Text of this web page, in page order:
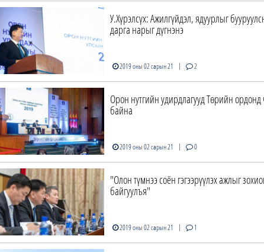
У.Хүрэлсүх: Ажилгүйдэл, ядуурлыг
дарга нарыг дүгнэнэ
2019 оны 02 сарын 21 | 2
Орон нутгийн удирдлагууд Төрийн ордонд
байна
2019 оны 02 сарын 21 | 0
"Олон түмнээ соён гэгээрүүлэх ажлыг
байгуулъя"
2019 оны 02 сарын 21 | 1